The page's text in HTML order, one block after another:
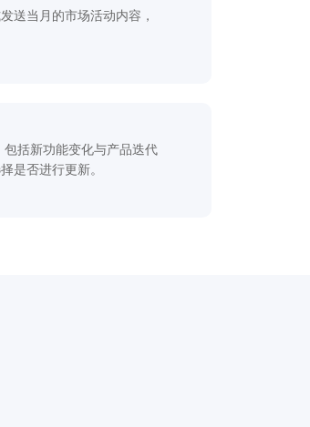
送当月的市场活动内容，
包括新功能变化与产品迭代
是否进行更新。